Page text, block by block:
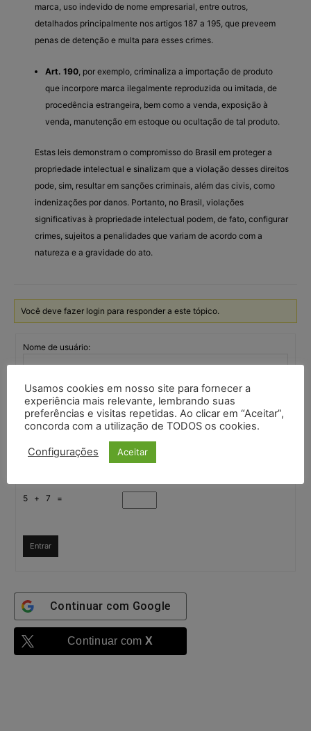
marca, uso indevido de nome empresarial, entre outros,
detalhados principalmente nos artigos 187 a 195, que preveem
penas de detenção e multa para esses crimes.
Art. 190 , por exemplo, criminaliza a importação de produto
que incorpore marca ilegalmente reproduzida ou imitada, de
procedência estrangeira, bem como a venda, exposição à
venda, manutenção em estoque ou ocultação de tal produto.
Estas leis demonstram o compromisso do Brasil em proteger a
propriedade intelectual e sinalizam que a violação desses direitos
pode, sim, resultar em sanções criminais, além das civis, como
indenizações por danos. Portanto, no Brasil, violações
significativas à propriedade intelectual podem, de fato, configurar
crimes, sujeitos a penalidades que variam de acordo com a
natureza e a gravidade do ato.
Você deve fazer login para responder a este tópico.
Nome de usuário:
Senha:
autenticado
Confirme que você é uma pessoa
5 + 7 =
Entrar
Continuar com Google
Continuar com X
Usamos cookies em nosso site para fornecer a
experiência mais relevante, lembrando suas
preferências e visitas repetidas. Ao clicar em “Aceitar”,
concorda com a utilização de TODOS os cookies.
Configurações Aceitar